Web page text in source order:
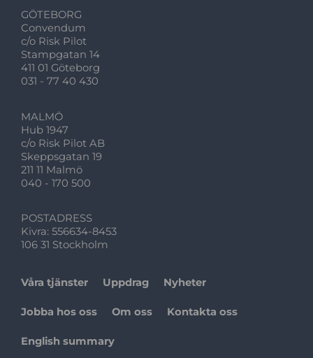
GÖTEBORG
Convendum
c/o Risk Pilot
Stampgatan 14
411 01 Göteborg
031 - 77 40 430
MALMÖ
Hub 1947
c/o Risk Pilot AB
Skeppsgatan 19
211 11 Malmö
040 - 170 500
POSTADRESS
Kivra: 556634-8453
106 31 Stockholm
Våra tjänster Uppdrag Nyheter
Jobba hos oss Om oss Kontakta oss
English summary